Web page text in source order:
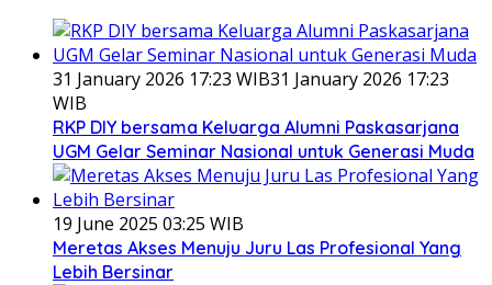
31 January 2026 17:23 WIB31 January 2026 17:23
WIB
RKP DIY bersama Keluarga Alumni Paskasarjana
UGM Gelar Seminar Nasional untuk Generasi Muda
19 June 2025 03:25 WIB
Meretas Akses Menuju Juru Las Profesional Yang
Lebih Bersinar